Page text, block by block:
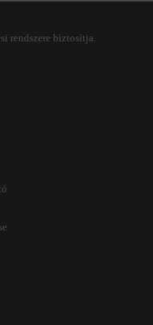
rendszere biztosítja.